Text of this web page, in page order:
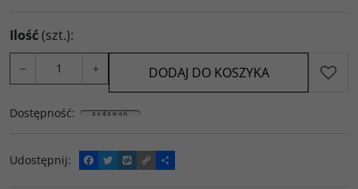
Ilość(szt.):
− + DODAJ DO KOSZYKA
Dostępność:
Udostępnij:
F
a
T
w
W
y
C
o
P
o